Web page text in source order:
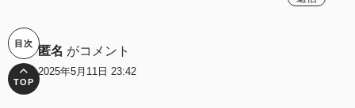
匿名 がコメント
2025年5月11日 23:42